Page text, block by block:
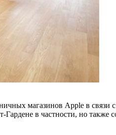
магазинов Apple в связи
в частности, но